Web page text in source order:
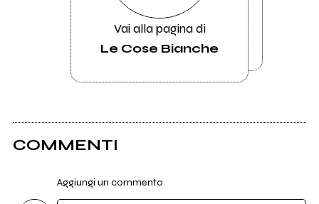
Vai alla pagina di
Le Cose Bianche
COMMENTI
Aggiungi un commento